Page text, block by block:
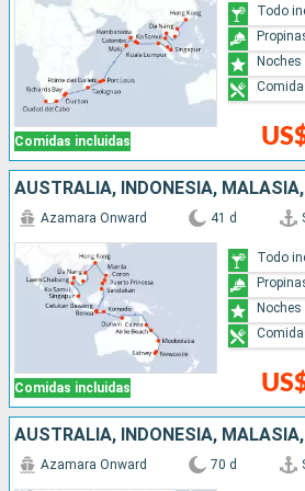
Comidas incluidas
Todo
Comidas incluidas
Azamara Onward 41 d
Todo
Azamara Onward 70 d